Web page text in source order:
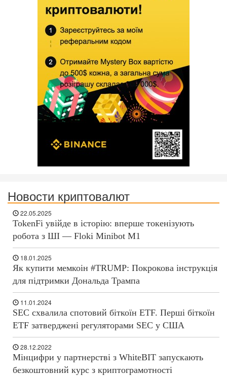
Новости криптовалют
22.05.2025
TokenFi увійде в історію: вперше токенізують
робота з ШІ — Floki Minibot M1
18.01.2025
Як купити мемкоін #TRUMP: Покрокова інструкція
для підтримки Дональда Трампа
11.01.2024
SEC схвалила спотовий біткоїн ETF. Перші біткоїн
ETF затверджені регуляторами SEC у США
28.12.2022
Мінцифри у партнерстві з WhiteBIT запускають
безкоштовний курс з криптограмотності